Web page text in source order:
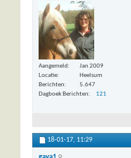
Aangemeld
Jan 2009
Locatie
Heelsum
Berichten
5.647
Dagboek Berichten
121
18-01-17, 11:29